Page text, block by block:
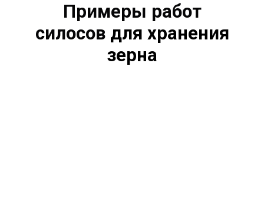
Примеры работ
силосов для хранения
зерна